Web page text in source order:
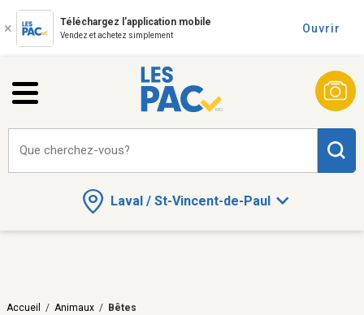
Téléchargez l'application mobile
Vendez et achetez simplement
Ouvrir
Laval / St-Vincent-de-Paul
Que cherchez-vous?
Accueil / Animaux / Bêtes